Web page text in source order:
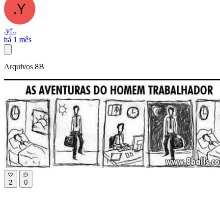
.yf..
há 1 mês
Arquivos 8B
2 0